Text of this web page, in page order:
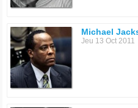
Michael
Jeu 13 Oct 2011